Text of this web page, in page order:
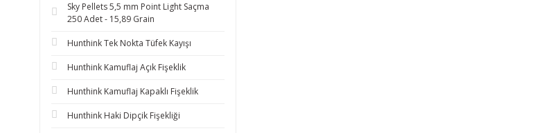
Sky Pellets 5,5 mm Point Light Saçma
250 Adet - 15,89 Grain
Hunthink Tek Nokta Tüfek Kayışı
Hunthink Kamuflaj Açık Fişeklik
Hunthink Kamuflaj Kapaklı Fişeklik
Hunthink Haki Dipçik Fişekliği